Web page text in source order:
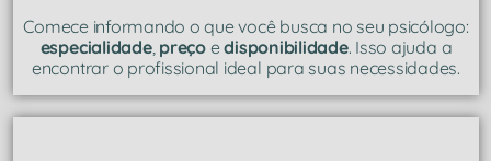
Comece informando o que você busca no seu psicólogo:
especialidade, preçoedisponibilidade. Isso ajuda a
encontrar o profissional ideal para suas necessidades.